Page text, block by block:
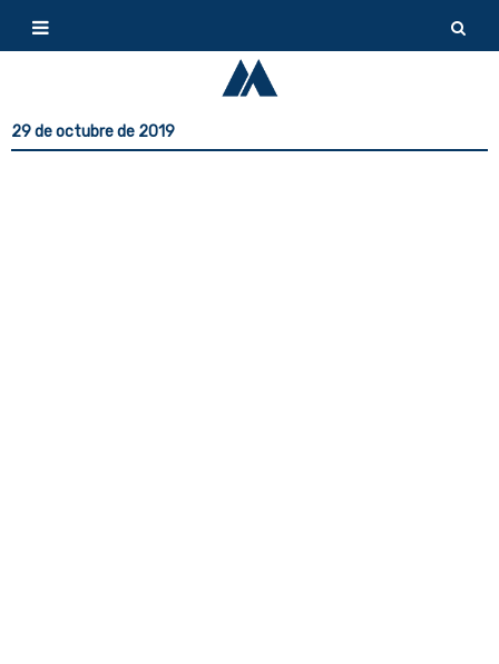
29 de octubre de 2019